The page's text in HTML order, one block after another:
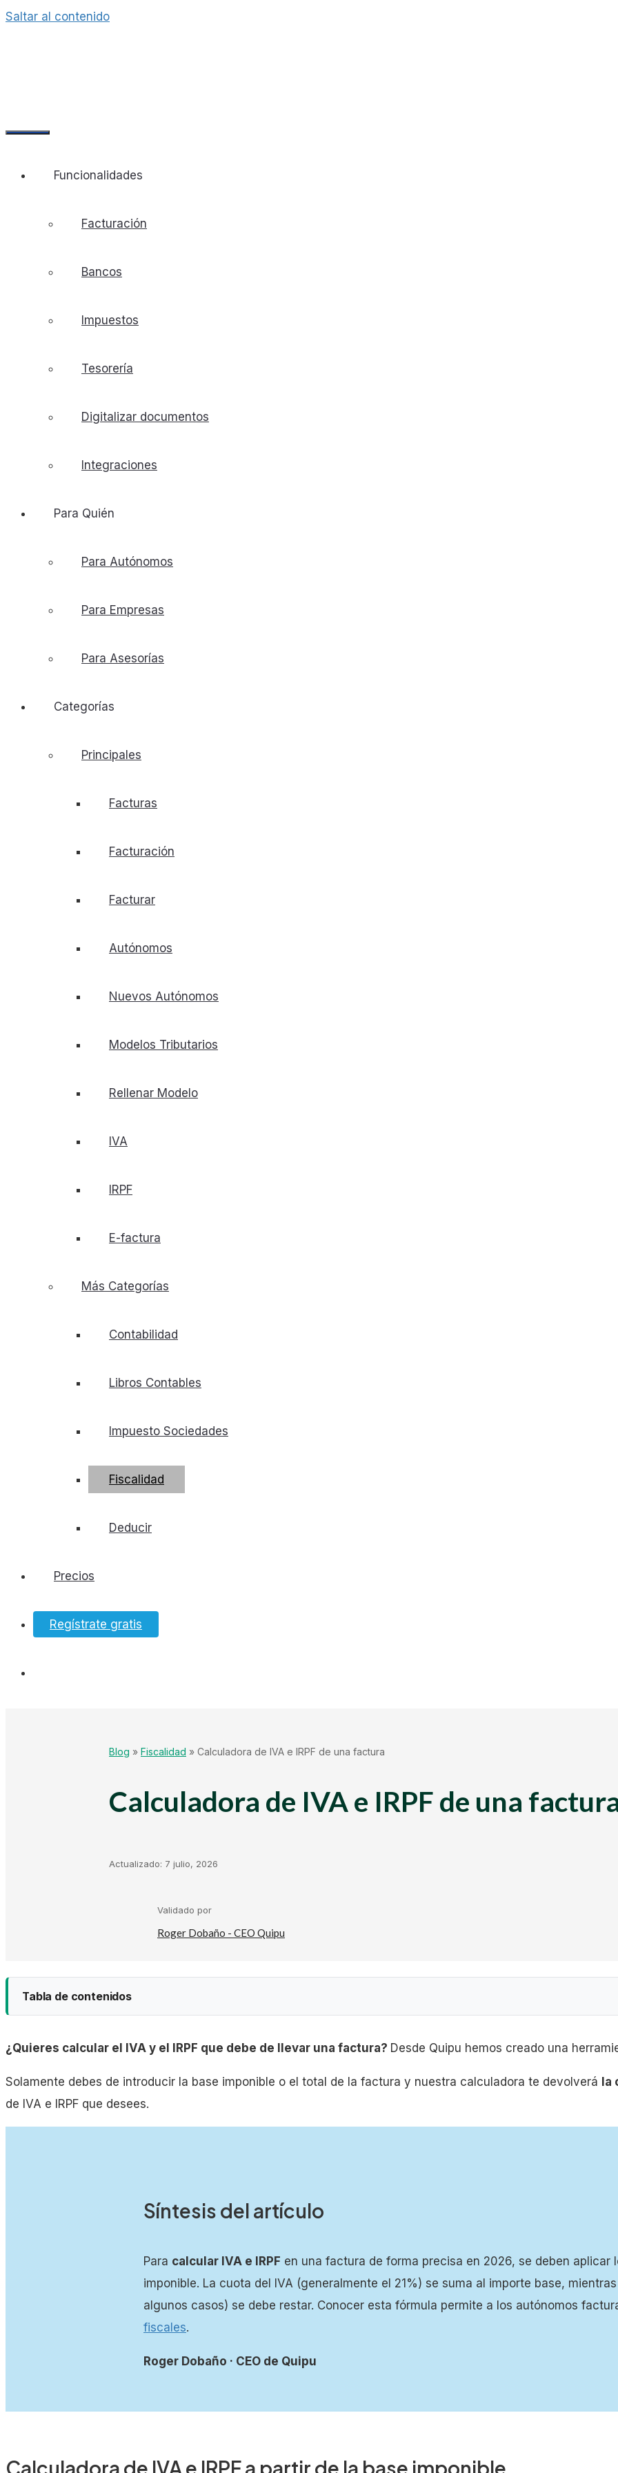
Saltar al contenido
Funcionalidades
Facturación
Bancos
Impuestos
Tesorería
Digitalizar documentos
Integraciones
Para Quién
Para Autónomos
Para Empresas
Para Asesorías
Categorías
Principales
Facturas
Facturación
Facturar
Autónomos
Nuevos Autónomos
Modelos Tributarios
Rellenar Modelo
IVA
IRPF
E-factura
Más Categorías
Contabilidad
Libros Contables
Impuesto Sociedades
Fiscalidad
Deducir
Bancos
Kit Digital
Plantillas Facturación
Gestorías
Laboral
Precios
Regístrate gratis
Blog » Fiscalidad » Calculadora de IVA e IRPF de una factura
Calculadora de IVA e IRPF de una
Actualizado: 7 julio, 2026
Validado por
Roger Dobaño - CEO Quipu
Tabla de contenidos
¿Cómo calcular la base imponible con IVA e IRPF?
¿Quieres calcular el IVA y el IRPF que debe de llevar una factura? Desde Quipu hemos creado una
Solamente debes de introducir la base imponible o el total de la factura y nuestra calculadora te devolverá la
de IVA e IRPF que desees.
Síntesis del artículo
Para calcular IVA e IRPF en una factura de forma precisa en 2026, se deben
imponible. La cuota del IVA (generalmente el 21%) se suma al importe base,
algunos casos) se debe restar. Conocer esta fórmula permite a los autónomos
fiscales.
Roger Dobaño · CEO de Quipu
Calculadora de IVA e IRPF a partir de la base imponible